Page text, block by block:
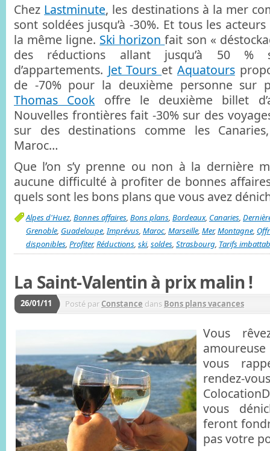
Chez Lastminute, les destinations à la mer
sont soldées jusqu’à -30%. Et tous les
la même ligne. Ski horizonfait son «
des réductions allant jusqu’à 50 %
d’appartements. Jet Tours et Aquatours
de -70% pour la deuxième personne sur
Thomas Cook offre le deuxième billet
Nouvelles frontières fait -30% sur des
sur des destinations comme les
Maroc…
Que l’on s’y prenne ou non à la dernière
aucune difficulté à profiter de bonnes
quels sont les bons plans que vous avez
Alpes d'Huez, Bonnes affaires, Bons plans, Bordeaux, Canaries,
Grenoble, Guadeloupe,Imprévus, Maroc, Marseille, Mer,Montagne,
disponibles, Profiter,Réductions, ski, soldes, Strasbourg, Tarifs
La Saint-Valentin à prix malin !
26/01/11 Posté par Constance dans Bons plans vacances
Vous
vous
rendez-
vous
feront
pas votre